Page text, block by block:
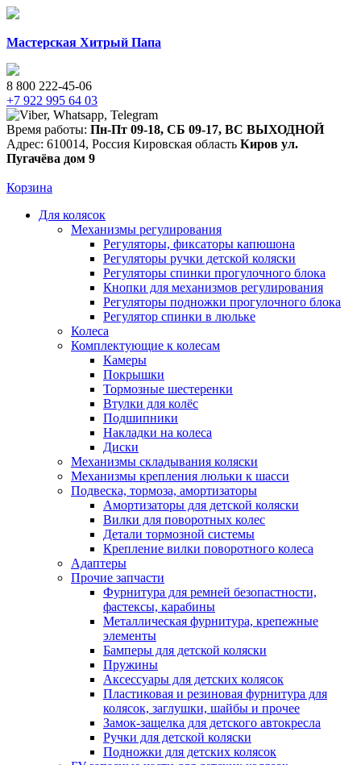
Мастерская Хитрый Папа
8 800 222-45-06
+7 922 995 64 03
Время работы: Пн-Пт 09-18, СБ 09-17, ВС ВЫХОДНОЙ
Адрес: 610014, Россия Кировская область Киров ул.
Пугачёва дом 9
Корзина
Для колясок
Механизмы регулирования
Регуляторы, фиксаторы капюшона
Регуляторы ручки детской коляски
Регуляторы спинки прогулочного блока
Кнопки для механизмов регулирования
Регуляторы подножки прогулочного блока
Регулятор спинки в люльке
Колеса
Комплектующие к колесам
Камеры
Покрышки
Тормозные шестеренки
Втулки для колёс
Подшипники
Накладки на колеса
Диски
Механизмы складывания коляски
Механизмы крепления люльки к шасси
Подвеска, тормоза, амортизаторы
Амортизаторы для детской коляски
Вилки для поворотных колес
Детали тормозной системы
Крепление вилки поворотного колеса
Адаптеры
Прочие запчасти
Фурнитура для ремней безопастности,
фастексы, карабины
Металлическая фурнитура, крепежные
элементы
Бамперы для детской коляски
Пружины
Аксессуары для детских колясок
Пластиковая и резиновая фурнитура для
колясок, заглушки, шайбы и прочее
Замок-защелка для детского автокресла
Ручки для детской коляски
Подножки для детских колясок